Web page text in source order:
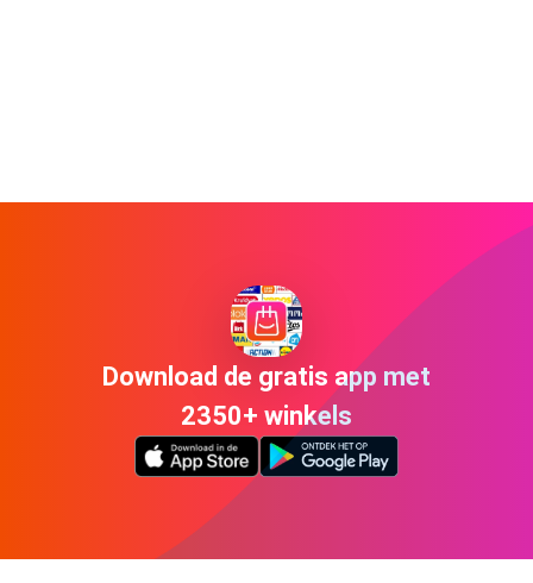
Download de gratis app met
2350+ winkels